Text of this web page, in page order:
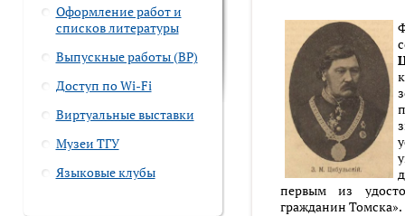
Оформление работ и
списков литературы
Выпускные работы (ВР)
Доступ по Wi-Fi
Виртуальные выставки
Музеи ТГУ
Языковые клубы
первым из
гражданин Томска».